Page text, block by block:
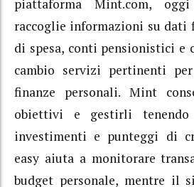
piattaforma Mint.com,
raccoglie informazioni su dati
di spesa, conti pensionistici e
cambio servizi pertinenti
finanze personali. Mint
obiettivi e gestirli tenendo
investimenti e punteggi di
easy aiuta a monitorare
budget personale, mentre il